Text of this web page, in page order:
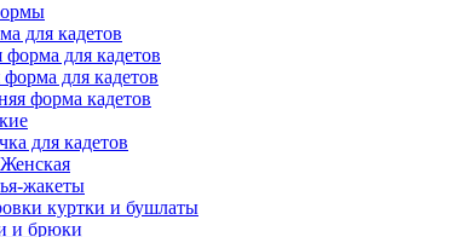
для кадетов
для кадетов
для кадетов
форма кадетов
для кадетов
жакеты
куртки и бушлаты
и брюки